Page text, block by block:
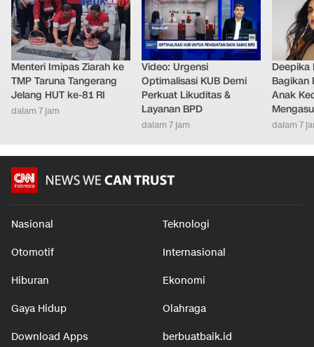
Menteri Imipas Ziarah ke
TMP Taruna Tangerang
Jelang HUT ke-81 RI
dalam 7 jam
Video: Urgensi
Optimalisasi KUB Demi
Perkuat Likuditas &
Layanan BPD
dalam 7 jam
Deepika
Bagikan
Anak
dalam 7
Nasional Teknologi
Otomotif Internasional
Hiburan Ekonomi
Gaya Hidup Olahraga
Download Apps berbuatbaik.id